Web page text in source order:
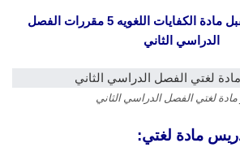
تحضير بوابة المستقبل مادة الكفايات اللغويه 5 مقررات الفصل
الدراسي الثاني
لغتي الفصل الدراسي الثاني
مادة لغتي: